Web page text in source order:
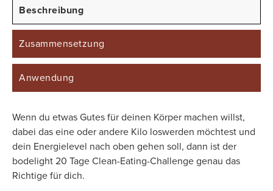
Beschreibung
Zusammensetzung
Anwendung
Wenn du etwas Gutes für deinen Körper machen willst,
dabei das eine oder andere Kilo loswerden möchtest und
dein Energielevel nach oben gehen soll, dann ist der
bodelight 20 Tage Clean-Eating-Challenge genau das
Richtige für dich.